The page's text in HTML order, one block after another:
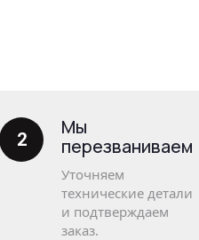
2
Мы
перезваниваем
Уточняем
технические детали
и подтверждаем
заказ.